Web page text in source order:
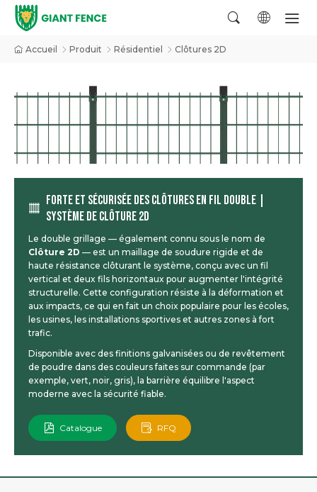
Accueil Produit Résidentiel Clôtures 2D
FORTE ET SÉCURISÉE DES CLÔTURES EN FIL DOUBLE |
SYSTÈME DE CLÔTURE 2D
Le double grillage — également connu sous le nom de
Clôture 2D — est un maillage de soudure rigide et de
haute résistance clôturant le système, conçu avec un fil
vertical et deux fils horizontaux pour augmenter l'intégrité
structurelle. Cette configuration résiste à la déformation et
aux impacts, ce qui en fait un choix populaire pour les écoles,
les usines, les installations sportives et autres zones à fort
trafic.
Disponible avec des finitions galvanisées ou de revêtement
de poudre dans des couleurs faites sur commande (par
exemple, vert, noir, gris), la barrière équilibre l'aspect
moderne avec la sécurité fiable.
Catalogue RFQ